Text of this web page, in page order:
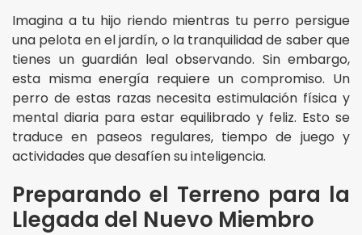
Imagina a tu hijo riendo mientras tu perro persigue
una pelota en el jardín, o la tranquilidad de saber que
tienes un guardián leal observando. Sin embargo,
esta misma energía requiere un compromiso. Un
perro de estas razas necesita estimulación física y
mental diaria para estar equilibrado y feliz. Esto se
traduce en paseos regulares, tiempo de juego y
actividades que desafíen su inteligencia.
Preparando el Terreno para la
Llegada del Nuevo Miembro